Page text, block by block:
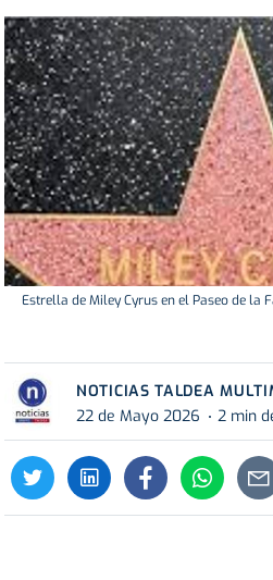
Estrella de Miley Cyrus en el Paseo de
NOTICIAS TALDEA
22 de Mayo 2026
2 min